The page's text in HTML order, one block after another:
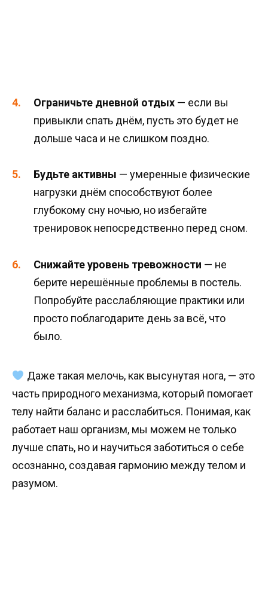
Ограничьте дневной отдых — если вы
привыкли спать днём, пусть это будет не
дольше часа и не слишком поздно.
Будьте активны — умеренные физические
нагрузки днём способствуют более
глубокому сну ночью, но избегайте
тренировок непосредственно перед сном.
Снижайте уровень тревожности — не
берите нерешённые проблемы в постель.
Попробуйте расслабляющие практики или
просто поблагодарите день за всё, что
было.
Даже такая мелочь, как высунутая нога, — это
часть природного механизма, который помогает
телу найти баланс и расслабиться. Понимая, как
работает наш организм, мы можем не только
лучше спать, но и научиться заботиться о себе
осознанно, создавая гармонию между телом и
разумом.